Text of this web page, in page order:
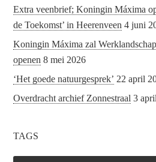
Extra veenbrief; Koningin Máxima
de Toekomst’ in Heerenveen 4 juni
Koningin Máxima zal
openen 8 mei 2026
‘Het goede natuurgesprek’ 22 april
Overdracht archief Zonnestraal 3
TAGS